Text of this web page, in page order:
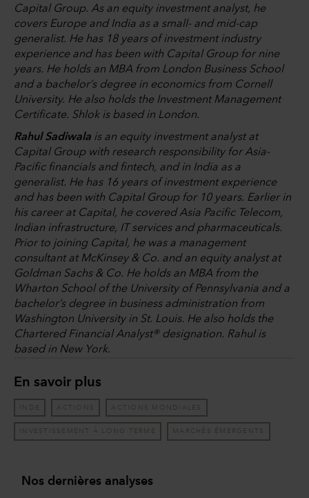
Capital Group. As an equity investment analyst, he
covers Europe and India as a small- and mid-cap
generalist. He has 18 years of investment industry
experience and has been with Capital Group for nine
years. He holds an MBA from London Business School
and a bachelor’s degree in economics from Cornell
University. He also holds the Investment Management
Certificate. Shlok is based in London.
Rahul Sadiwala is an equity investment analyst at
Capital Group with research responsibility for Asia-
Pacific financials and fintech, and in India as a
generalist. He has 16 years of investment experience
and has been with Capital Group for 10 years. Earlier in
his career at Capital, he covered Asia Pacific Telecom,
Indian infrastructure, IT services and pharmaceuticals.
Prior to joining Capital, he was a management
consultant at McKinsey & Co. and an equity analyst at
Goldman Sachs & Co. He holds an MBA from the
Wharton School of the University of Pennsylvania and a
bachelor’s degree in business administration from
Washington University in St. Louis. He also holds the
Chartered Financial Analyst® designation. Rahul is
based in New York.
En savoir plus
INDE ACTIONS ACTIONS MONDIALES
INVESTISSEMENT À LONG TERME MARCHÉS ÉMERGENTS
Nos dernières analyses